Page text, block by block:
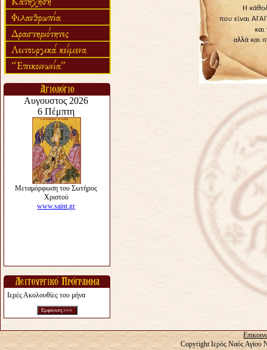
Ιερές Ακολουθίες του μήνα
Copyright Ιερός Ναός Αγίου